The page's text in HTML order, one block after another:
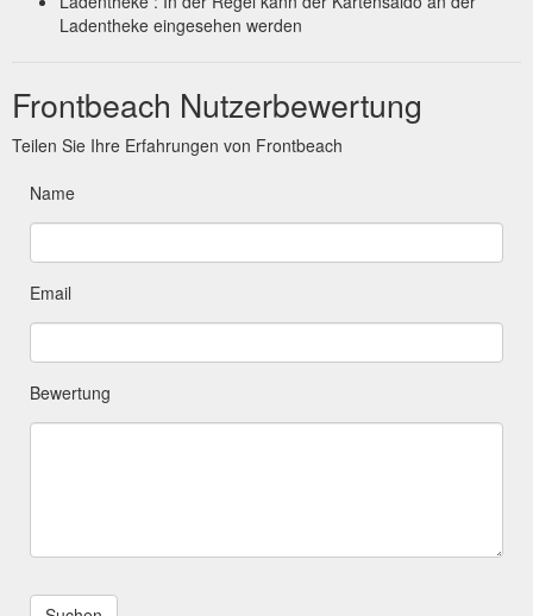
Ladentheke eingesehen werden
Frontbeach Nutzerbewertung
Teilen Sie Ihre Erfahrungen von Frontbeach
Name
Email
Bewertung